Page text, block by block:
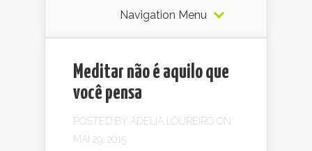
Navigation Menu
Meditar não é aquilo que
você pensa
POSTED BY ADELIA LOUREIRO ON
MAI 29, 2015